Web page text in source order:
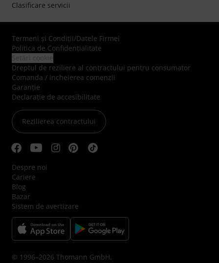
Clasificare servicii
Termeni şi Condiţii/Datele Firmei
Politica de Confidenţialitate
Dreptul de reziliere al contractului pentru consumator
Comanda / incheierea comenzii
Garanție
Declarație de accesibilitate
Rezilierea contractului
Despre noi
Cariere
Blog
Bazar
Sistem de avertizare
© 1996–2026 Thomann GmbH.